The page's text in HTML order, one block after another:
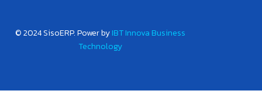
© 2024 SisoERP. Power byIBT Innova Business
Technology